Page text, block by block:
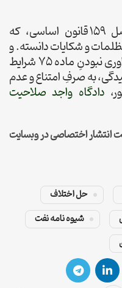
به نظر می‌رسد با توجه به اصل 159 قانون اساسی، که
و شکایات دانسته. و
با لحاظ تحلیل ارائه‌شده مبنی بر داوری نبودنِ ماده 75 شرایط
به صرفِ امتناع و عدم
دادگاه واجد صلاحیت
انتشار اختصاصی در وبسایت
حل اختلاف
شیوه نامه نفت